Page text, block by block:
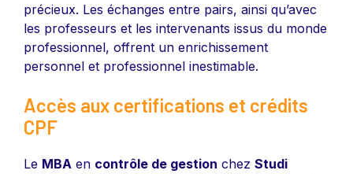
précieux. Les échanges entre pairs, ainsi qu’avec
les professeurs et les intervenants issus du monde
professionnel, offrent un enrichissement
personnel et professionnel inestimable.
Accès aux certifications et crédits
CPF
Le MBA en contrôle de gestion chez Studi